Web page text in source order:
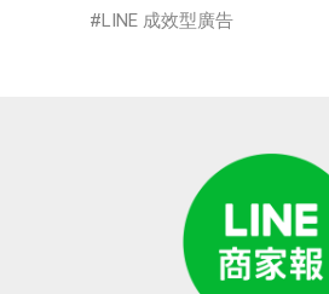
LINE 成效型廣告